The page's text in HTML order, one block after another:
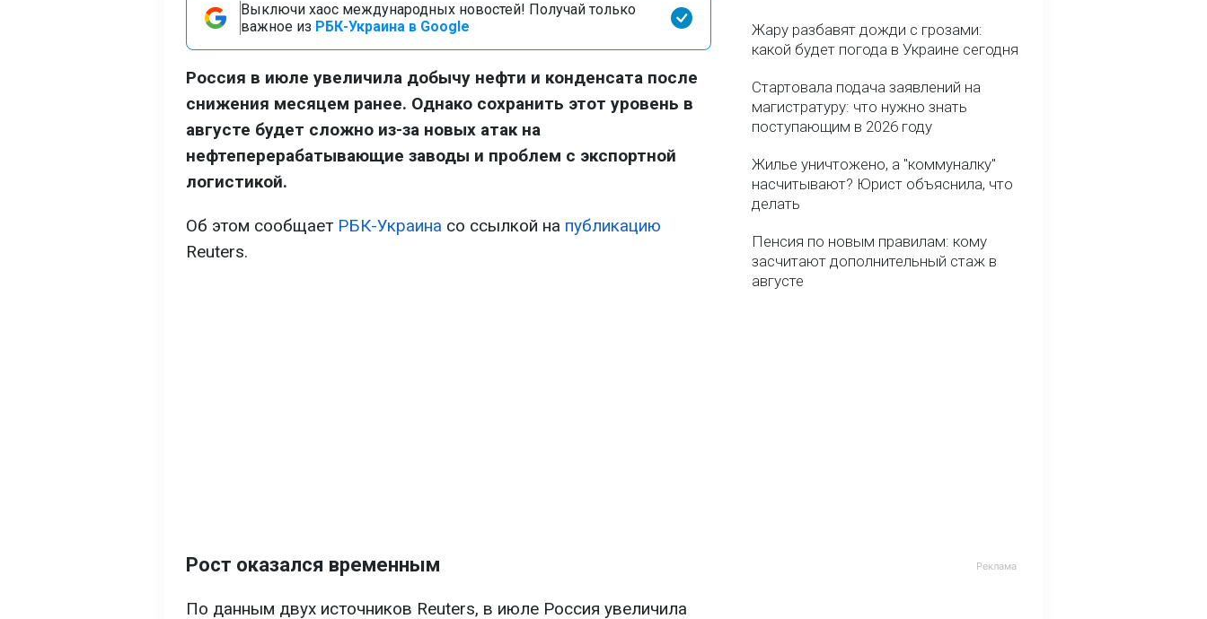
Выключи хаос международных новостей! Получай только
важное из РБК-Украина в Google
Россия в июле увеличила добычу нефти и конденсата после
снижения месяцем ранее. Однако сохранить этот уровень в
августе будет сложно из-за новых атак на
нефтеперерабатывающие заводы и проблем с экспортной
логистикой.
Об этом сообщает РБК-Украина со ссылкой на публикацию
Reuters.
Рост оказался временным
По данным двух источников Reuters, в июле Россия увеличила
Жару разбавят дожди с грозами:
какой будет погода в Украине сегодня
Стартовала подача заявлений на
магистратуру: что нужно знать
поступающим в 2026 году
Жилье уничтожено, а "коммуналку"
насчитывают? Юрист объяснила, что
делать
Пенсия по новым правилам: кому
засчитают дополнительный стаж в
августе